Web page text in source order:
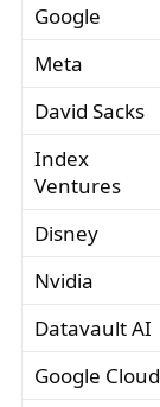
Google
Meta
David Sacks
Index
Ventures
Disney
Nvidia
Datavault AI
Google Cloud